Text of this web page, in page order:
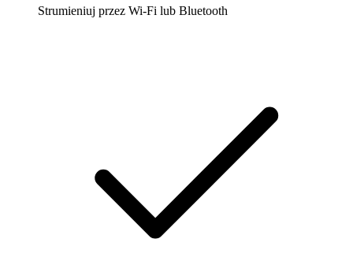
Strumieniuj przez Wi-Fi lub Bluetooth